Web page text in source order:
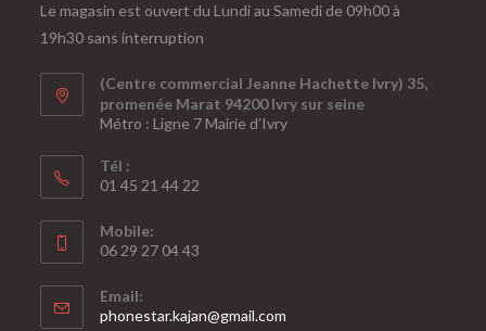
Le magasin est ouvert du Lundi au Samedi de 09h00 à
19h30 sans interruption
(Centre commercial Jeanne Hachette Ivry) 35,
promenée Marat 94200 Ivry sur seine
Métro : Ligne 7 Mairie d’Ivry
Tél :
01 45 21 44 22
Mobile:
06 29 27 04 43
Email:
phonestar.kajan@gmail.com